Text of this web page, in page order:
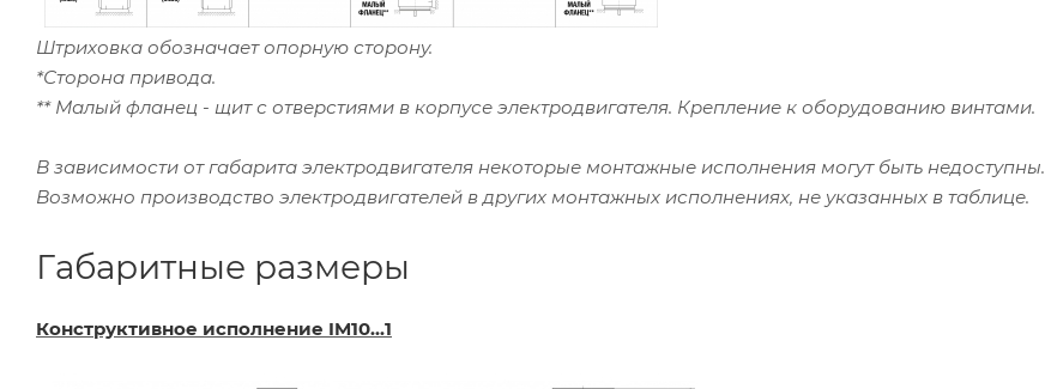
Штриховка обозначает опорную сторону.
*Сторона привода.
** Малый фланец - щит с отверстиями в корпусе электродвигателя. Крепление к оборудованию винтами.
В зависимости от габарита электродвигателя некоторые монтажные исполнения могут быть недоступны.
Возможно производство электродвигателей в других монтажных исполнениях, не указанных в таблице.
Габаритные размеры
Конструктивное исполнение IM10...1